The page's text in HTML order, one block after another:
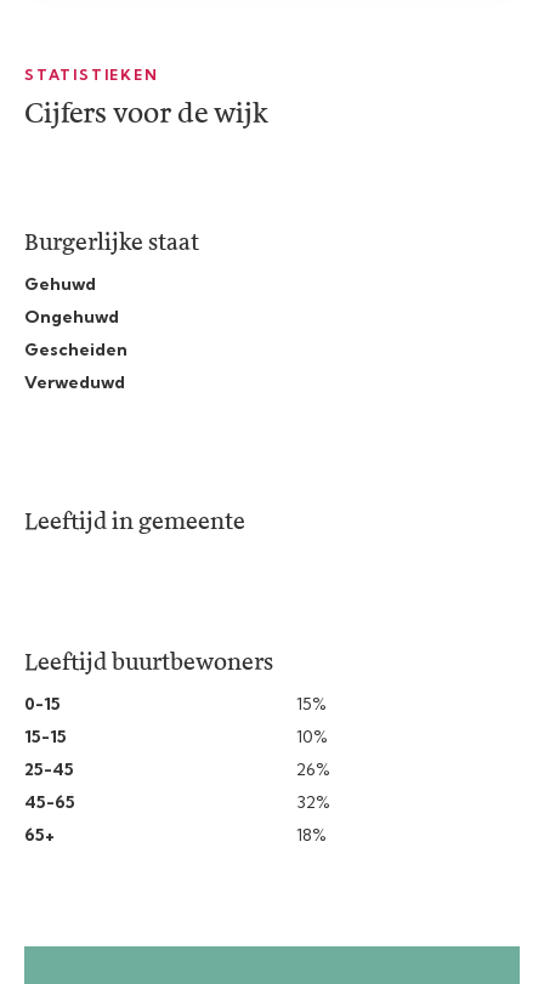
STATISTIEKEN
Cijfers voor de wijk
Burgerlijke staat
Gehuwd
Ongehuwd
Gescheiden
Verweduwd
Leeftijd in gemeente
Leeftijd buurtbewoners
0-15
15%
15-15
10%
25-45
26%
45-65
32%
65+
18%